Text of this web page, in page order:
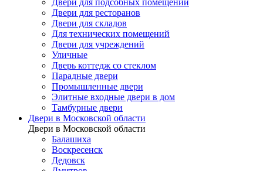
Двери для подсобных помещений
Двери для ресторанов
Двери для складов
Для технических помещений
Двери для учреждений
Уличные
Дверь коттедж со стеклом
Парадные двери
Промышленные двери
Элитные входные двери в дом
Тамбурные двери
Двери в Московской области
Двери в Московской области
Балашиха
Воскресенск
Дедовск